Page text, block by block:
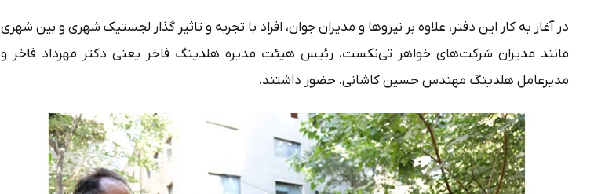
در آغاز به کار این دفتر، علاوه بر نیروها و مدیران جوان، افراد با تجربه و تاثیر گذار لجستیک شهری و بین شهری
مانند مدیران شرکت‌های خواهر تی‌نکست، رئیس هیئت مدیره هلدینگ فاخر یعنی دکتر مهرداد فاخر و
مدیرعامل هلدینگ مهندس حسین کاشانی، حضور داشتند.